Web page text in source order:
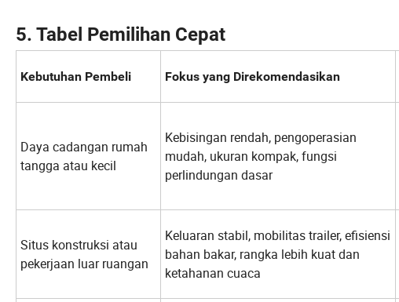
5. Tabel Pemilihan Cepat
Kebutuhan Pembeli Fokus yang Direkomendasikan
Daya cadangan rumah
tangga atau kecil
Kebisingan rendah, pengoperasian
mudah, ukuran kompak, fungsi
perlindungan dasar
Situs konstruksi atau
pekerjaan luar ruangan
Keluaran stabil, mobilitas trailer, efisiensi
bahan bakar, rangka lebih kuat dan
ketahanan cuaca